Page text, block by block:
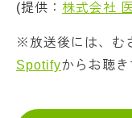
(提供： 株式会社
※放送後には、む
Spotifyからお聴